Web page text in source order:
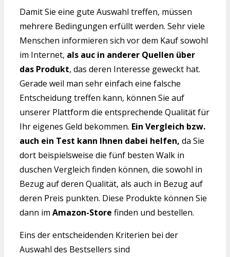
Damit Sie eine gute Auswahl treffen, müssen
mehrere Bedingungen erfüllt werden. Sehr viele
Menschen informieren sich vor dem Kauf sowohl
im Internet, als auc in anderer Quellen über
das Produkt, das deren Interesse geweckt hat.
Gerade weil man sehr einfach eine falsche
Entscheidung treffen kann, können Sie auf
unserer Plattform die entsprechende Qualität für
Ihr eigenes Geld bekommen. Ein Vergleich bzw.
auch ein Test kann Ihnen dabei helfen, da Sie
dort beispielsweise die fünf besten Walk in
duschen Vergleich finden können, die sowohl in
Bezug auf deren Qualität, als auch in Bezug auf
deren Preis punkten. Diese Produkte können Sie
dann im Amazon-Store finden und bestellen.
Eins der entscheidenden Kriterien bei der
Auswahl des Bestsellers sind